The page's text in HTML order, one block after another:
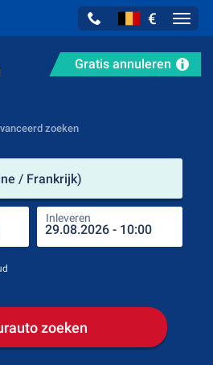
€
Gratis annuleren
zoeken
/ Frankrijk)
Inleveren
zoeken